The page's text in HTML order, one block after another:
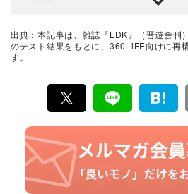
雑誌『LDK』を統括する自
ップ巡りも日課。1993年
後、雑誌『MONOQLO』
長に就任。市場調査を元に
暮らしのおすすめベスト
『LDK』は2012年の創刊以
びある、ホンネ」を胸に、
トを貫いてきた、女性誌と
発行の雑誌とWebサイトで
ア、食品まで、あらゆるジ
証。編集部と専門家、そし
て見つけた「本当に良いも
選してあなたにお届け。編
名以上の編集体制で日々の
す。
出典：本記事は、雑誌『LDK』（晋遊舎刊
のテスト結果をもとに、360LiFE向けに再
す。